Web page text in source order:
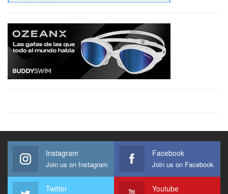
Instagram
Join us on Instagram
Facebook
Join us on Facebook
Twitter Youtube